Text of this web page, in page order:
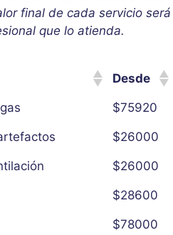
final de cada servicio será
que lo atienda.
Desde
$75920
$26000
$26000
$28600
$78000